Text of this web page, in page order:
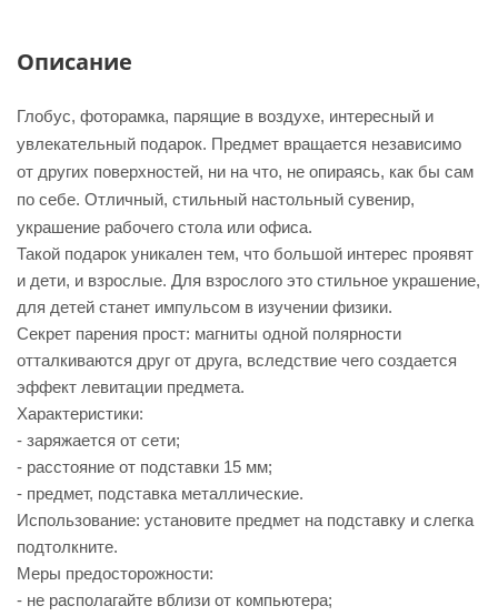
Описание
Глобус, фоторамка, парящие в воздухе, интересный и
увлекательный подарок. Предмет вращается независимо
от других поверхностей, ни на что, не опираясь, как бы сам
по себе. Отличный, стильный настольный сувенир,
украшение рабочего стола или офиса.
Такой подарок уникален тем, что большой интерес проявят
и дети, и взрослые. Для взрослого это стильное украшение,
для детей станет импульсом в изучении физики.
Секрет парения прост: магниты одной полярности
отталкиваются друг от друга, вследствие чего создается
эффект левитации предмета.
Характеристики:
- заряжается от сети;
- расстояние от подставки 15 мм;
- предмет, подставка металлические.
Использование: установите предмет на подставку и слегка
подтолкните.
Меры предосторожности:
- не располагайте вблизи от компьютера;